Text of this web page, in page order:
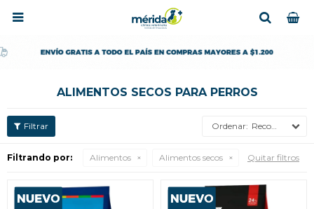

ALIMENTOS SECOS PARA PERROS
Recomendados
Filtrando por: Alimentos Alimentos secos Quitar filtros